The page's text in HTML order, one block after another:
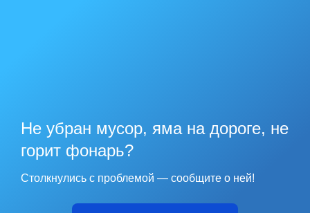
Не убран мусор, яма на дороге, не
горит фонарь?
Столкнулись с проблемой — сообщите о ней!